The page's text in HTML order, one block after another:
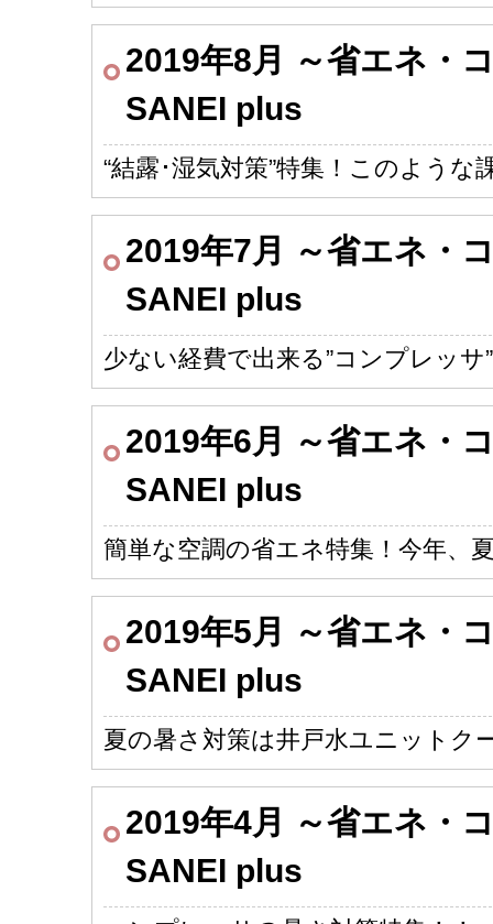
2019年8月 ～省エネ・
SANEI plus
“結露･湿気対策”特集！このよう
2019年7月 ～省エネ・
SANEI plus
少ない経費で出来る”コンプレッサ
2019年6月 ～省エネ・
SANEI plus
簡単な空調の省エネ特集！今年、
2019年5月 ～省エネ・
SANEI plus
夏の暑さ対策は井戸水ユニットク
2019年4月 ～省エネ・
SANEI plus